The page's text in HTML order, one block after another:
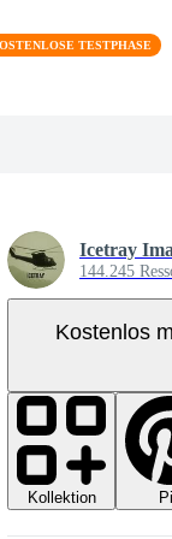
Icetray
144.245
Kostenlos
Kollektion